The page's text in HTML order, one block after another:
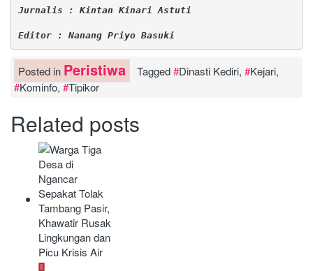
Jurnalis : Kintan Kinari Astuti
Editor : Nanang Priyo Basuki
Posted in Peristiwa Tagged Dinasti Kediri, Kejari,
Kominfo, Tipikor
Related posts